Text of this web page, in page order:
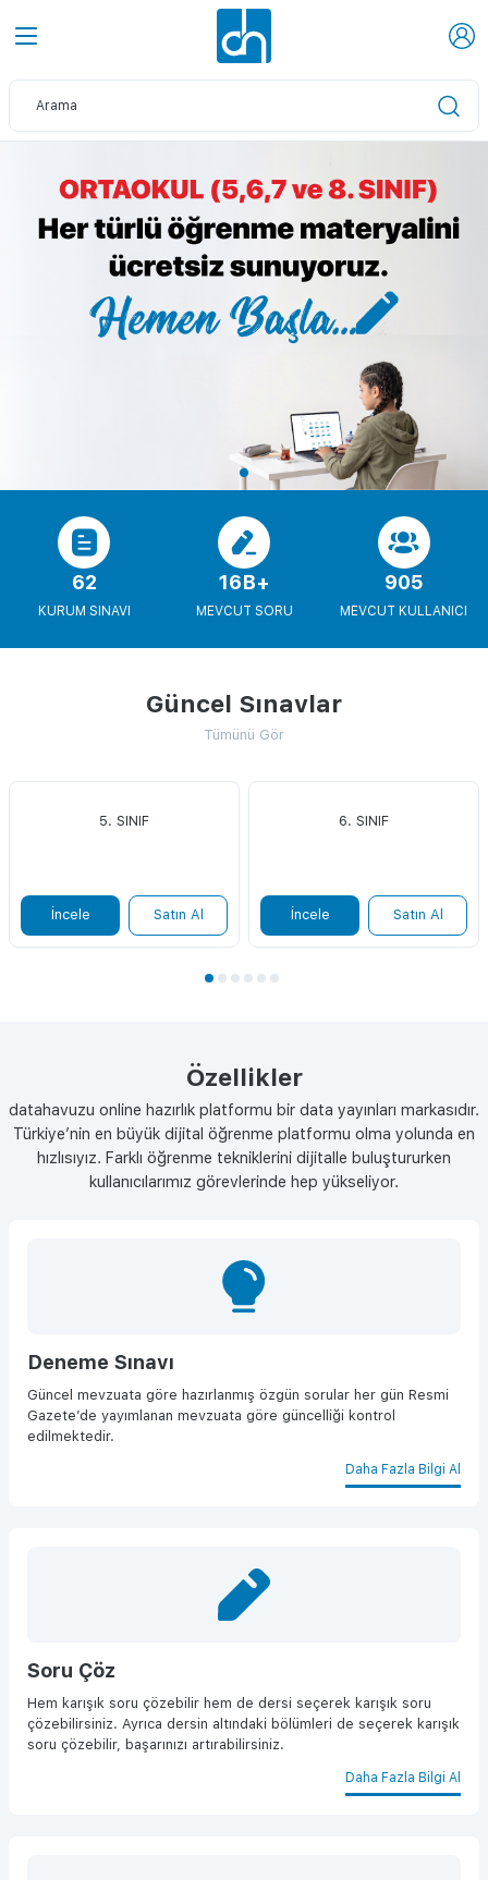
62
KURUM SINAVI
16B+
MEVCUT SORU
905
MEVCUT KULLANICI
Güncel Sınavlar
Tümünü Gör
5. SINIF
İncele Satın Al
6. SINIF
İncele Satın Al
Özellikler
datahavuzu online hazırlık platformu bir data yayınları markasıdır.
Türkiye’nin en büyük dijital öğrenme platformu olma yolunda en
hızlısıyız. Farklı öğrenme tekniklerini dijitalle buluştururken
kullanıcılarımız görevlerinde hep yükseliyor.
Deneme Sınavı
Güncel mevzuata göre hazırlanmış özgün sorular her gün Resmi
Gazete’de yayımlanan mevzuata göre güncelliği kontrol
edilmektedir.
Daha Fazla Bilgi Al
Soru Çöz
Hem karışık soru çözebilir hem de dersi seçerek karışık soru
çözebilirsiniz. Ayrıca dersin altındaki bölümleri de seçerek karışık
soru çözebilir, başarınızı artırabilirsiniz.
Daha Fazla Bilgi Al